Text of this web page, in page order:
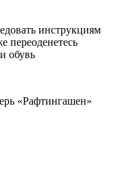
инструкциям
переоденетесь
обувь
«Рафтингашен»